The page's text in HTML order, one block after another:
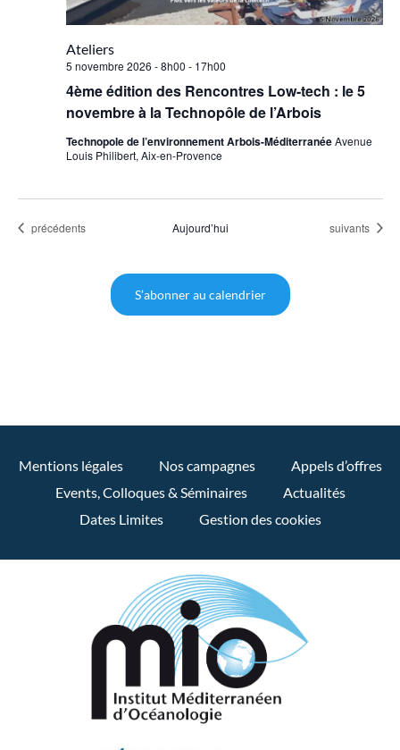
5 novembre 2026 - 8h00 - 17h00
4ème édition des Rencontres Low-tech : le 5
novembre à la Technopôle de l’Arbois
Ateliers
Technopole de l’environnement Arbois-MéditerranéeAvenue
Louis Philibert, Aix-en-Provence
Évènements
précédents Aujourd’hui Évènements
suivants
S’abonner au calendrier
Mentions légales Nos campagnes
Appels d’offres
Events, Colloques & Séminaires
Actualités
Dates Limites
Gestion des cookies